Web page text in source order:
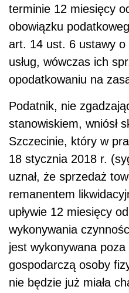
terminie 12 miesięcy
obowiązku
art. 14 ust. 6 ustawy
usług, wówczas ich
opodatkowaniu na
Podatnik, nie
stanowiskiem, wniósł
Szczecinie, który w
18 stycznia 2018 r.
uznał, że sprzedaż
remanentem
upływie 12 miesięcy
wykonywania
jest wykonywana poza
gospodarczą osoby
nie będzie już miała